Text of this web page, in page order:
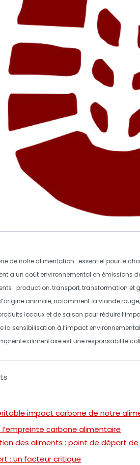
de notre alimentation : essentiel pour le
a un coût environnemental en émissions
: production,transport,transformation et
animale, notamment la viande rouge
locaux et de saison pour réduire
la sensibilisation à l’impact
alimentaire est uneresponsabilité
impact carbone de notre
l’empreinte carbone alimentaire
des aliments : point de départ de
: un facteur critique